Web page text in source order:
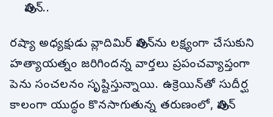
పుతిన్..
రష్యా అధ్యక్షుడు వ్లాదిమిర్ పుతిన్‌ను లక్ష్యంగా చేసుకుని
హత్యాయత్నం జరిగిందన్న వార్తలు ప్రపంచవ్యాప్తంగా
పెను సంచలనం సృష్టిస్తున్నాయి. ఉక్రెయిన్‌తో సుదీర్ఘ
కాలంగా యుద్ధం కొనసాగుతున్న తరుణంలో, పుతిన్